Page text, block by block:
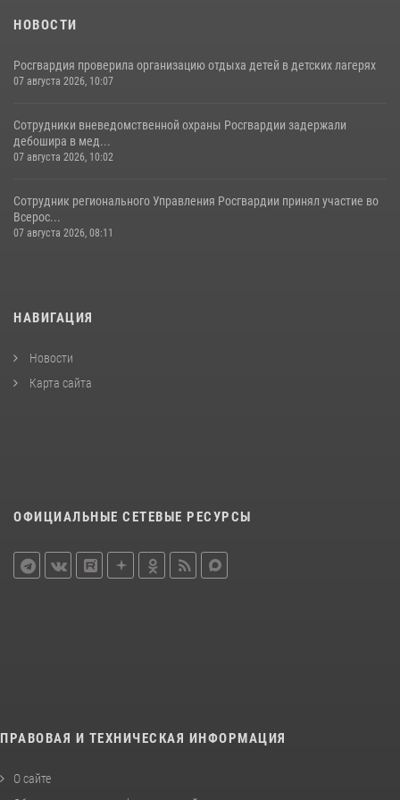
НОВОСТИ
Росгвардия проверила организацию отдыха детей в детских лагерях
07 августа 2026, 10:07
Сотрудники вневедомственной охраны Росгвардии задержали
дебошира в мед...
07 августа 2026, 10:02
Сотрудник регионального Управления Росгвардии принял участие во
Всерос...
07 августа 2026, 08:11
НАВИГАЦИЯ
Новости
Карта сайта
ОФИЦИАЛЬНЫЕ СЕТЕВЫЕ РЕСУРСЫ
ПРАВОВАЯ И ТЕХНИЧЕСКАЯ ИНФОРМАЦИЯ
О сайте